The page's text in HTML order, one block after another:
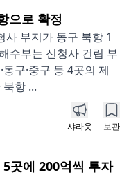
으로 확정
부지가 동구 북항 1
수부는 신청사 건립 부
구·중구 등 4곳의 제
항 ...
샤라웃 보관
곳에 200억씩 투자